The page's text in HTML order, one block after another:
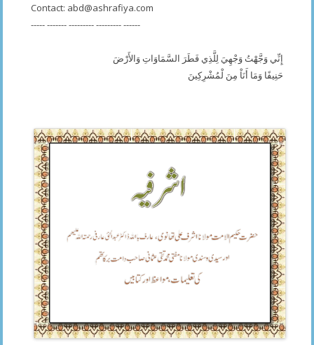
Contact: abd@ashrafiya.com
----- ------- --------- --------- ------
إِنِّي وَجَّهْتُ وَجْهِيَ لِلَّذِي فَطَرَ السَّمَاوَاتِ وَالأَرْضَ
حَنِيفًا وَمَا أَنَاْ مِنَ لْمُشْرِكِينَ